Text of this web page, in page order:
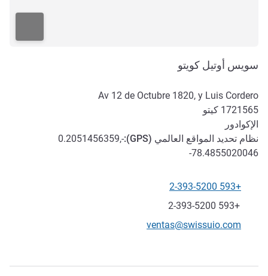
سويس أوتيل كويتو
Av 12 de Octubre 1820, y Luis Cordero
1721565 كيتو
الإكوادور
نظام تحديد المواقع العالمي (GPS
):
-0.2051456359,
-78.4855020046
الهاتف
+593 2-393-5200
فاكس
+593 2-393-5200
تواصل معنا عبر البريد الإلكتروني
ventas@swissuio.com